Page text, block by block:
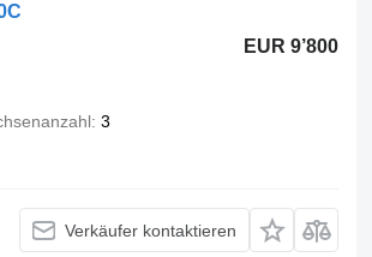
EUR 9’800
3
Verkäufer kontaktieren